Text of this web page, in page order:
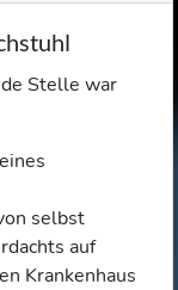
Stelle war
selbst
auf
Krankenhaus